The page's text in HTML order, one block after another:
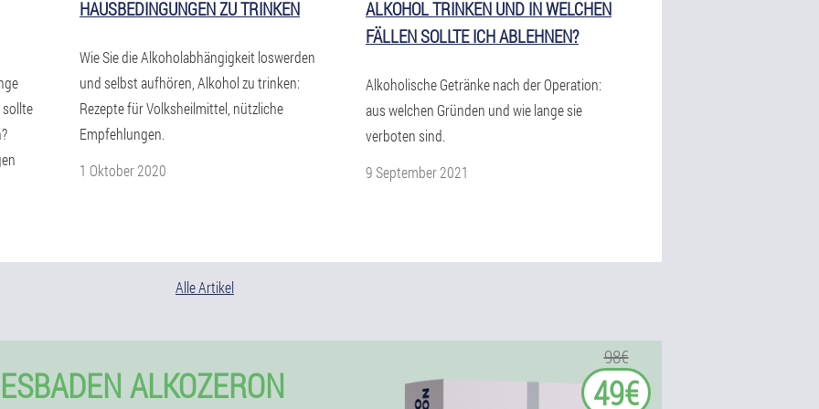
sollte
HAUSBEDINGUNGEN ZU TRINKEN
Wie Sie die Alkoholabhängigkeit loswerden
und selbst aufhören, Alkohol zu trinken:
Rezepte für Volksheilmittel, nützliche
Empfehlungen.
1 Oktober 2020
ALKOHOL TRINKEN UND IN WELCHEN
FÄLLEN SOLLTE ICH ABLEHNEN?
Alkoholische Getränke nach der Operation:
aus welchen Gründen und wie lange sie
verboten sind.
9 September 2021
Alle Artikel
ALKOZERON
98€
49€